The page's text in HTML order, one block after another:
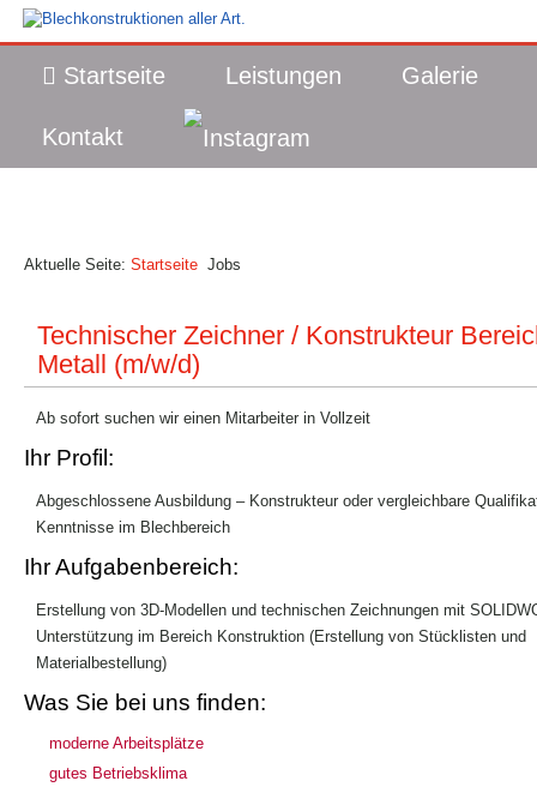
Startseite Leistungen Galerie
Kontakt
Aktuelle Seite: Startseite Jobs
Technischer Zeichner / Konstrukteur
Metall (m/w/d)
Ab sofort suchen wir einen Mitarbeiter in Vollzeit
Ihr Profil:
Abgeschlossene Ausbildung – Konstrukteur oder vergleichbare
Kenntnisse im Blechbereich
Ihr Aufgabenbereich:
Erstellung von 3D-Modellen und technischen Zeichnungen mit
Unterstützung im Bereich Konstruktion (Erstellung von Stücklisten und
Materialbestellung)
Was Sie bei uns finden:
moderne Arbeitsplätze
gutes Betriebsklima